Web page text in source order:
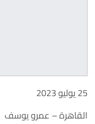
25 يوليو 2023
القاهرة – عمرو يوسف